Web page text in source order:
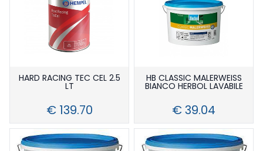
HARD RACING TEC CEL 2.5
LT
€ 139.70
HB CLASSIC MALERWEISS
BIANCO HERBOL LAVABILE
€ 39.04